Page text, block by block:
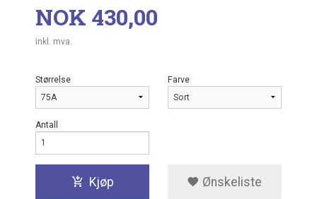
Pris
NOK 430,00
inkl. mva.
Størrelse Farve
Antall
Kjøp Ønskeliste